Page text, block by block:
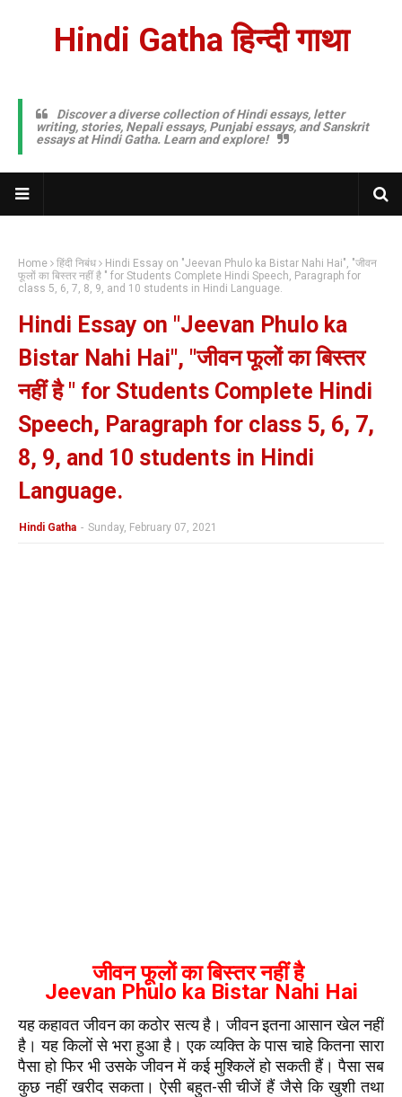
Hindi Gatha हिन्दी गाथा
Discover a diverse collection of Hindi essays, letter
writing, stories, Nepali essays, Punjabi essays, and Sanskrit
essays at Hindi Gatha. Learn and explore!
Home हिंदी निबंध
Hindi Essay on "Jeevan Phulo ka Bistar Nahi Hai", "जीवन
फूलों का बिस्तर नहीं है " for Students Complete Hindi Speech, Paragraph for
class 5, 6, 7, 8, 9, and 10 students in Hindi Language.
Hindi Essay on "Jeevan Phulo ka
Bistar Nahi Hai", "जीवन फूलों का बिस्तर
नहीं है " for Students Complete Hindi
Speech, Paragraph for class 5, 6, 7,
8, 9, and 10 students in Hindi
Language.
Hindi Gatha - Sunday, February 07, 2021
जीवन फूलों का बिस्तर नहीं है
Jeevan Phulo ka Bistar Nahi Hai
यह कहावत जीवन का कठोर सत्य है। जीवन इतना आसान खेल नहीं
है। यह किलों से भरा हुआ है। एक व्यक्ति के पास चाहे कितना सारा
पैसा हो फिर भी उसके जीवन में कई मुश्किलें हो सकती हैं। पैसा सब
कुछ नहीं खरीद सकता। ऐसी बहुत-सी चीजें हैं जैसे कि खुशी तथा